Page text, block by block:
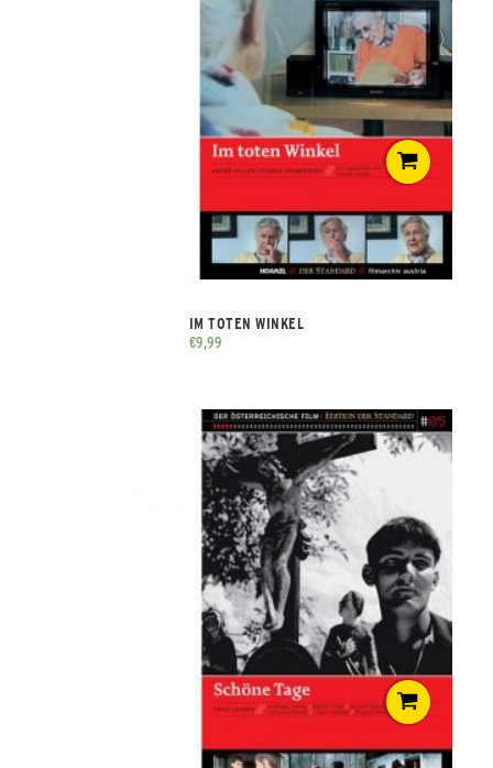
IM TOTEN WINKEL
€9,99